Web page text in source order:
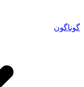
گوناگون